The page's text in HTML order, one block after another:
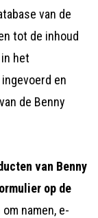
van de
tot de inhoud
het
en
de Benny
van Benny
op de
namen, e-